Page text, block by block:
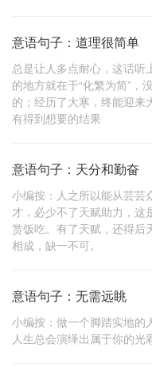
意语句子：道理很简单
总是让人多点耐心，这话听
的地方就在于“化繁为简”，
的；经历了大寒，终能迎来
有得到想要的结果
意语句子：天分和勤奋
小编按：人之所以能从芸芸
才，必少不了天赋助力，这
赏饭吃。有了天赋，还得后
相成，缺一不可。
意语句子：无需远眺
小编按：做一个脚踏实地的
人生总会演绎出属于你的光